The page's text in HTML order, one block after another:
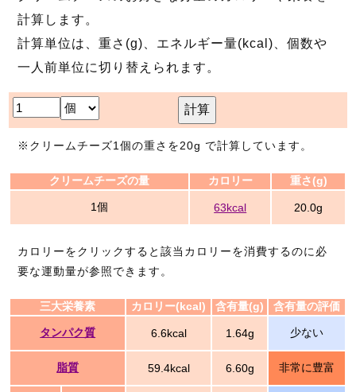
計算します。
計算単位は、重さ(g)、エネルギー量(kcal)、個数や
一人前単位に切り替えられます。
計算
※クリームチーズ1個の重さを20g で計算しています。
クリームチーズの量 カロリー 重さ(g)
1個 63kcal 20.0g
カロリーをクリックすると該当カロリーを消費するのに必
要な運動量が参照できます。
三大栄養素 カロリー(kcal) 含有量(g) 含有量の評価
タンパク質 6.6kcal 1.64g 少ない
脂質 59.4kcal 6.60g 非常に豊富